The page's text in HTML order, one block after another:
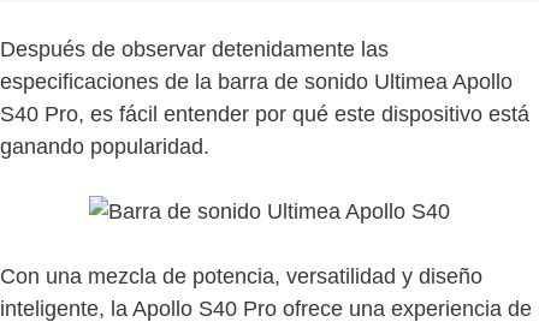
Después de observar detenidamente las
especificaciones de la barra de sonido Ultimea Apollo
S40 Pro, es fácil entender por qué este dispositivo está
ganando popularidad.
Con una mezcla de potencia, versatilidad y diseño
inteligente, la Apollo S40 Pro ofrece una experiencia de